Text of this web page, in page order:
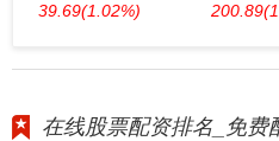
39.69(1.02%) 200.89
在线股票配资排名_免费